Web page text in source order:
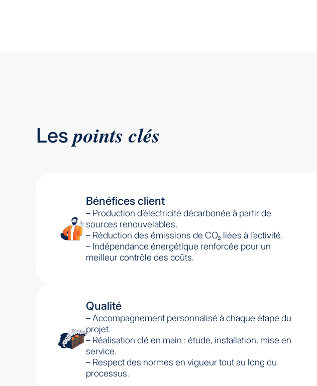
Lespoints clés
Bénéfices client
– Production d’électricité décarbonée à partir de
sources renouvelables.
– Réduction des émissions de CO₂ liées à l’activité.
– Indépendance énergétique renforcée pour un
meilleur contrôle des coûts.
Qualité
– Accompagnement personnalisé à chaque étape du
projet.
– Réalisation clé en main : étude, installation, mise en
service.
– Respect des normes en vigueur tout au long du
processus.